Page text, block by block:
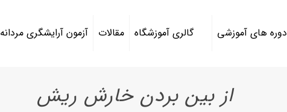
دوره های آموزشی گالری آموزشگاه مقالات آزمون آرایشگری مردانه
از بین بردن خارش ریش